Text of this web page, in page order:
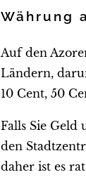
Währung
Auf den
Ländern,
10 Cent, 50
Falls Sie
den
daher ist es